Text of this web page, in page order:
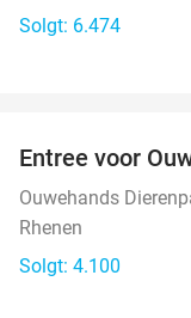
Solgt: 6.474
Entree voor
Ouwehands
Rhenen
Solgt: 4.100